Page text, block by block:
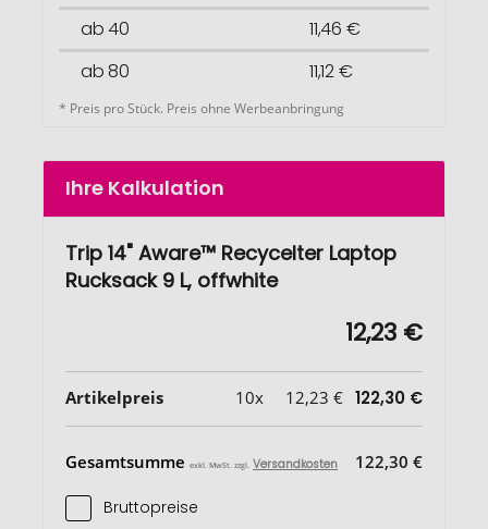
ab 40
11,46 €
ab 80
11,12 €
* Preis pro Stück. Preis ohne Werbeanbringung
Ihre Kalkulation
Trip 14" Aware™ Recycelter Laptop
Rucksack 9 L, offwhite
12,23 €
Artikelpreis 10x 12,23 € 122,30 €
Gesamtsumme exkl. MwSt. zzgl. Versandkosten 122,30 €
Bruttopreise